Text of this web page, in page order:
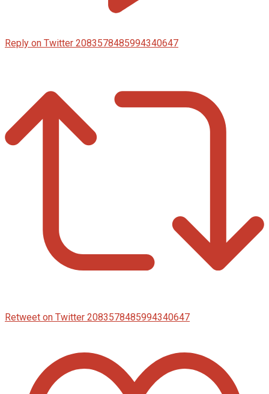
Reply on Twitter 2083578485994340647
Retweet on Twitter 2083578485994340647